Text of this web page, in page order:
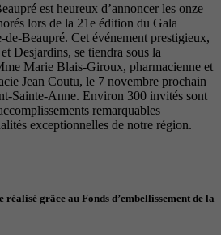
est heureux d’annoncer les onze
lors de la 21e édition du Gala
de-Beaupré. Cet événement prestigieux,
Desjardins, se tiendra sous la
Marie Blais-Giroux, pharmacienne et
Jean Coutu, le 7 novembre prochain
Sainte-Anne. Environ 300 invités sont
remarquables
exceptionnelles de notre région.
grâce au Fonds d’embellissement de la